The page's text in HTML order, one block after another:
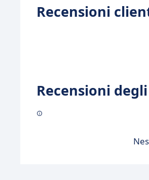
Recensioni
Recensioni